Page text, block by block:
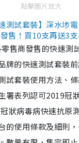
點擊圖片放大
測試套裝】深水埗
售！買10支再送3
售商發售的快速測
牌的快速測試套裝
試套裝使用方法、
署表列認可2019冠
狀病毒病快速抗原
的使用條款及細則